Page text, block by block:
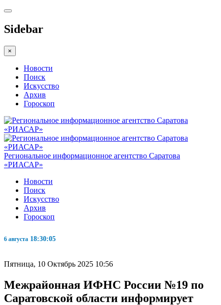
Sidebar
×
Новости
Поиск
Искусство
Архив
Гороскоп
Региональное информационное агентство Саратова
«РИАСАР»
Новости
Поиск
Искусство
Архив
Гороскоп
6 августа 18:30:06
Пятница, 10 Октябрь 2025 10:56
Межрайонная ИФНС России №19 по
Саратовской области информирует